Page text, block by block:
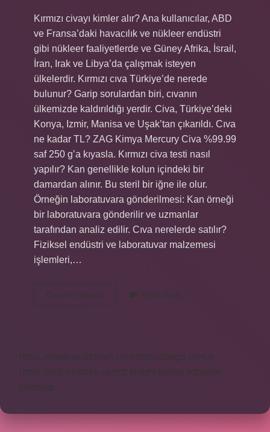
Kırmızı civayı kimler alır? Ana kullanıcılar, ABD
ve Fransa’daki havacılık ve nükleer endüstri
gibi nükleer faaliyetlerde ve Güney Afrika, İsrail,
İran, Irak ve Libya’da çalışmak isteyen
ülkelerdir. Kırmızı cıva Türkiye’de nerede
bulunur? Garip sorulardan biri, cıvanın
ülkemizde kaldırıldığı yerdir. Civa, Türkiye’deki
Konya, Izmir, Manisa ve Uşak’tan çıkarıldı. Cıva
ne kadar TL? ZAG Kimya Mercury Civa %99.99
saf 250 g’a kıyasla. Kırmızı civa testi nasıl
yapılır? Kan genellikle kolun içindeki bir
damardan alınır. Bu steril bir iğne ile olur.
Örneğin laboratuvara gönderilmesi: Kan örneği
bir laboratuvara gönderilir ve uzmanlar
tarafından analiz edilir. Cıva nerelerde satılır?
Fiziksel endüstri ve laboratuvar malzemesi
işlemleri,…
Devamını okuyun
Civa
Yorum Bırak
https://www.seraforum.com
https://begu.com.tr
https://elifcicekcilik.com.tr
knight online
nttgame
Sitemap